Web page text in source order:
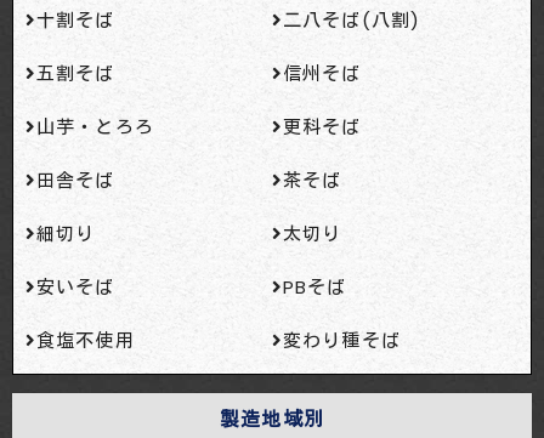
十割そば 二八そば(八割)
五割そば 信州そば
山芋・とろろ 更科そば
田舎そば 茶そば
細切り 太切り
安いそば PBそば
食塩不使用 変わり種そば
製造地域別